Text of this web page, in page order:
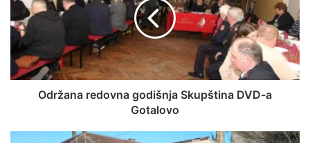
Održana redovna godišnja Skupština DVD-a
Gotalovo